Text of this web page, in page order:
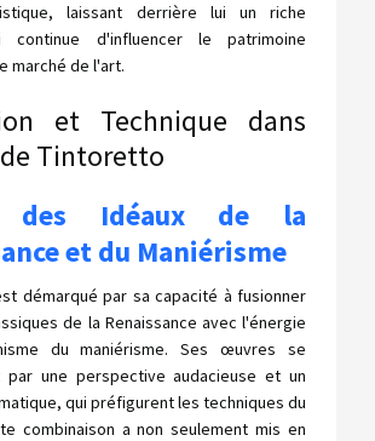
laissant derrière lui un riche
continue d'influencer le patrimoine
marché de l'art.
et Technique dans
Tintoretto
des Idéaux de la
et du Maniérisme
démarqué par sa capacité à fusionner
de la Renaissance avec l'énergie
du maniérisme. Ses œuvres se
par une perspective audacieuse et un
qui préfigurent les techniques du
combinaison a non seulement mis en